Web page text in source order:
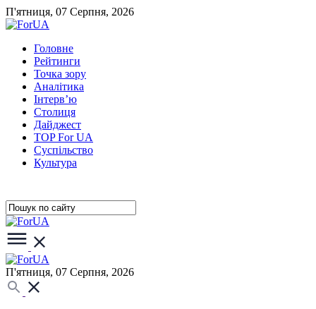
П'ятниця, 07 Серпня, 2026
Головне
Рейтинги
Точка зору
Аналітика
Інтерв’ю
Столиця
Дайджест
TOP For UA
Суспiльство
Культура
П'ятниця, 07 Серпня, 2026